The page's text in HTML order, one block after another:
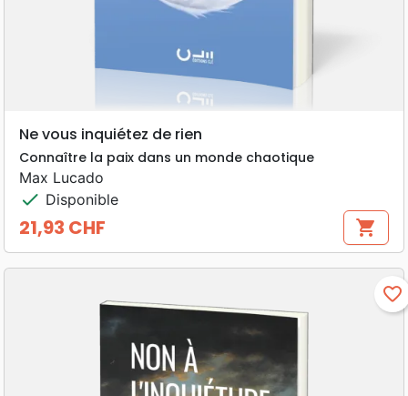
Ne vous inquiétez de rien
Connaître la paix dans un monde chaotique
Max Lucado
check Disponible
Prix
21,93 CHF shopping_cart
favorite_border